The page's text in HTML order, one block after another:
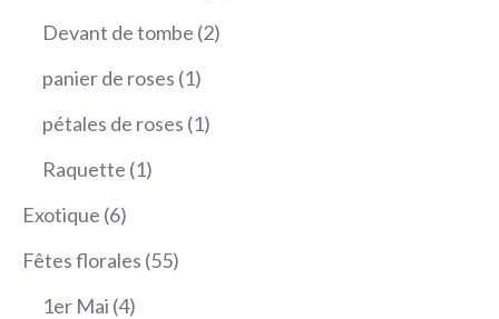
Devant de tombe 22
panier de roses 11
produit
pétales de roses 11
Raquette 11
Exotique 66
produits
Fêtes florales 5555
1er Mai 44